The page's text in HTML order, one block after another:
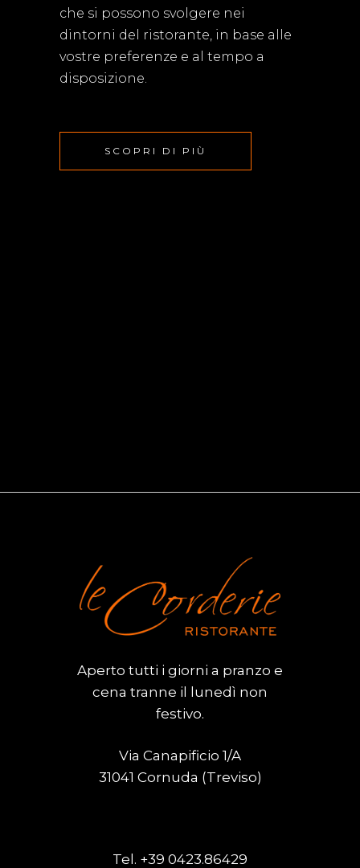
che si possono svolgere nei
dintorni del ristorante, in base alle
vostre preferenze e al tempo a
disposizione.
SCOPRI DI PIÙ
Aperto tutti i giorni a pranzo e
cena tranne il lunedì non
festivo.
Via Canapificio 1/A
31041 Cornuda (Treviso)
Tel. +39 0423.86429